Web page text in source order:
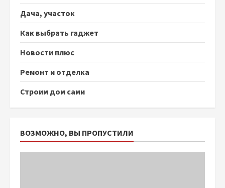
Дача, участок
Как выбрать гаджет
Новости плюс
Ремонт и отделка
Строим дом сами
ВОЗМОЖНО, ВЫ ПРОПУСТИЛИ